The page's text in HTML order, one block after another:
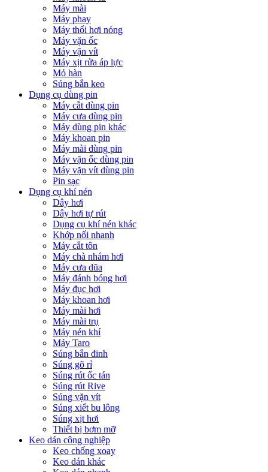
Máy mài
Máy phay
Máy thổi hơi nóng
Máy vặn ốc
Máy vặn vít
Máy xịt rửa áp lực
Mỏ hàn
Súng bắn keo
Dụng cụ dùng pin
Máy cắt dùng pin
Máy cưa dùng pin
Máy dùng pin khác
Máy khoan pin
Máy mài dùng pin
Máy vặn ốc dùng pin
Máy vặn vít dùng pin
Pin sạc
Dụng cụ khí nén
Dây hơi
Dây hơi tự rút
Dụng cụ khí nén khác
Khớp nối nhanh
Máy cắt tôn
Máy chà nhám hơi
Máy cưa dũa
Máy đánh bóng hơi
Máy đục hơi
Máy khoan hơi
Máy mài hơi
Máy mài trụ
Máy nén khí
Máy Taro
Súng bắn đinh
Súng gõ rỉ
Súng rút ốc tán
Súng rút Rive
Súng vặn vít
Súng xiết bu lông
Súng xịt hơi
Thiết bị bơm mỡ
Keo dán công nghiệp
Keo chống xoay
Keo dán khác